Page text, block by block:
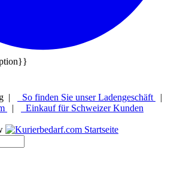
| So finden Sie unser Ladengeschäft
|
| Einkauf für Schweizer Kunden